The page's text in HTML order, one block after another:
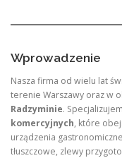
Wprowadzenie
Nasza firma od wielu lat
terenie Warszawy oraz w
Radzyminie.
komercyjnych, które
urządzenia
tłuszczowe, zlewy